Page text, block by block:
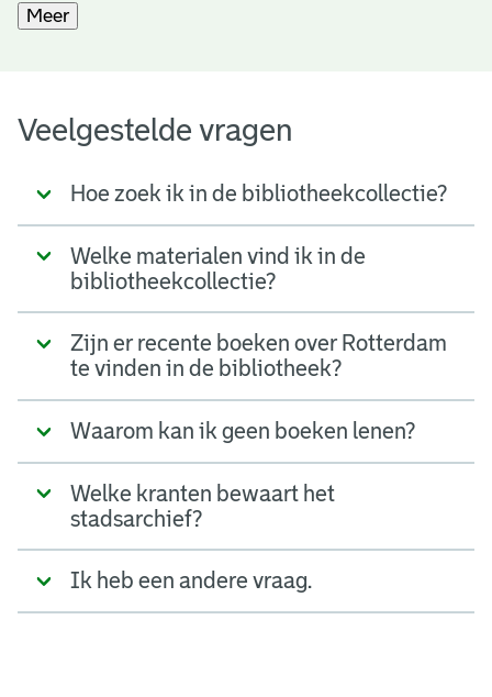
Meer
Veelgestelde vragen
Hoe zoek ik in de bibliotheekcollectie?
Welke materialen vind ik in de
bibliotheekcollectie?
Zijn er recente boeken over Rotterdam
te vinden in de bibliotheek?
Waarom kan ik geen boeken lenen?
Welke kranten bewaart het
stadsarchief?
Ik heb een andere vraag.